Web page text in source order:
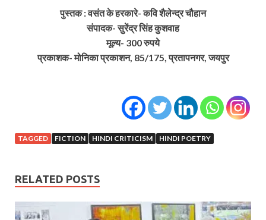
पुस्तक : वसंत के हरकारे- कवि शैलेन्द्र चौहान
संपादक- सुरेंद्र सिंह कुशवाह
मूल्य- 300 रुपये
प्रकाशक- मोनिका प्रकाशन, 85/175, प्रतापनगर, जयपुर
TAGGED FICTION HINDI CRITICISM HINDI POETRY
RELATED POSTS